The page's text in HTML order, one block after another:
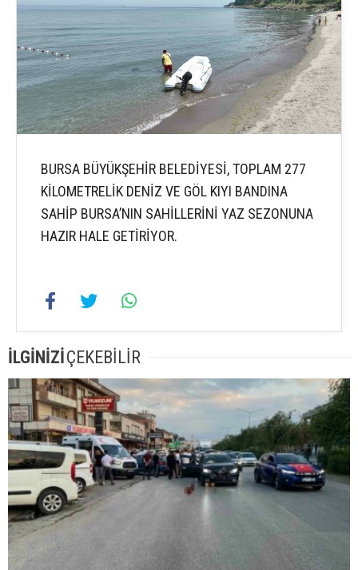
BURSA BÜYÜKŞEHİR BELEDİYESİ, TOPLAM 277
KİLOMETRELİK DENİZ VE GÖL KIYI BANDINA
SAHİP BURSA’NIN SAHİLLERİNİ YAZ SEZONUNA
HAZIR HALE GETİRİYOR.
İLGİNİZİÇEKEBİLİR